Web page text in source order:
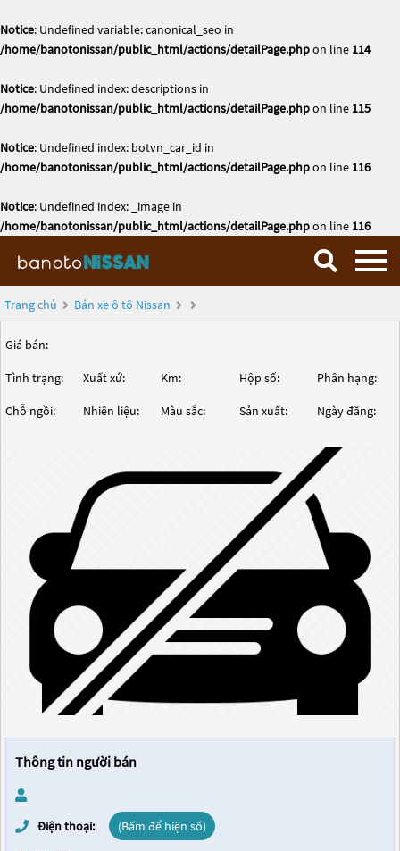
Notice: Undefined variable: canonical_seo in
/home/banotonissan/public_html/actions/detailPage.phpon line 114
Notice: Undefined index: descriptions in
/home/banotonissan/public_html/actions/detailPage.phpon line 115
Notice: Undefined index: botvn_car_id in
/home/banotonissan/public_html/actions/detailPage.phpon line 116
Notice: Undefined index: _image in
/home/banotonissan/public_html/actions/detailPage.phpon line 116
Trang chủ Bán xe ô tô Nissan
Giá bán:
Tình trạng: Xuất xứ: Km: Hộp số: Phân hạng:
Chỗ ngồi: Nhiên liệu: Màu sắc: Sản xuất: Ngày đăng:
Thông tin người bán
Điện thoại: (Bấm để hiện số)